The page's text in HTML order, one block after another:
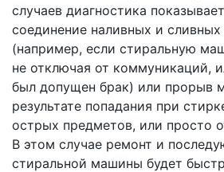
случаев диагностика
соединение наливных и
(например, если стиральную
не отключая от коммуникаций,
был допущен брак) или прорыв
результате попадания при
острых предметов, или просто
В этом случае ремонт и
стиральной машины будет